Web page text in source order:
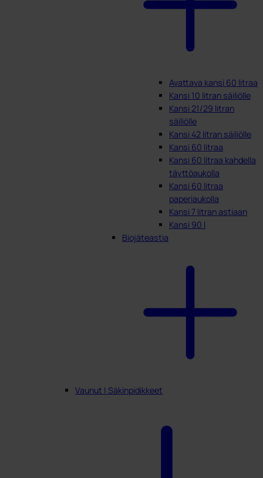
Avattava kansi 60 litraa
Kansi 10 litran säiliölle
Kansi 21/29 litran
säiliölle
Kansi 42 litran säiliölle
Kansi 60 litraa
Kansi 60 litraa kahdella
täyttöaukolla
Kansi 60 litraa
paperiaukolla
Kansi 7 litran astiaan
Kansi 90 l
Biojäteastia
Vaunut | Säkinpidikkeet